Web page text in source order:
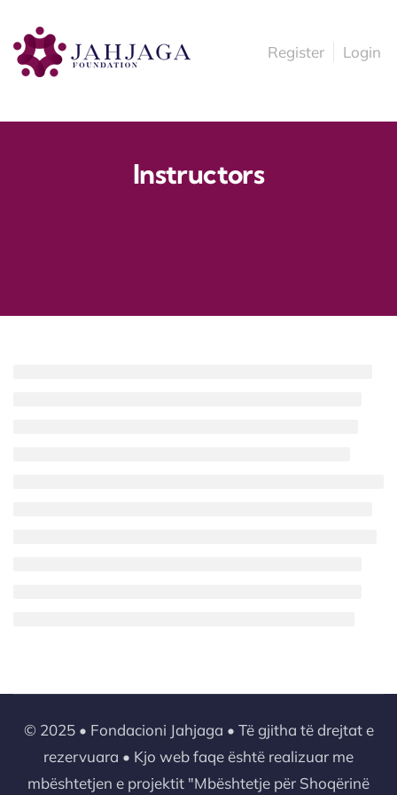
Register Login
Instructors
© 2025 • Fondacioni Jahjaga • Të gjitha të drejtat e
rezervuara • Kjo web faqe është realizuar me
mbështetjen e projektit "Mbështetje për Shoqërinë